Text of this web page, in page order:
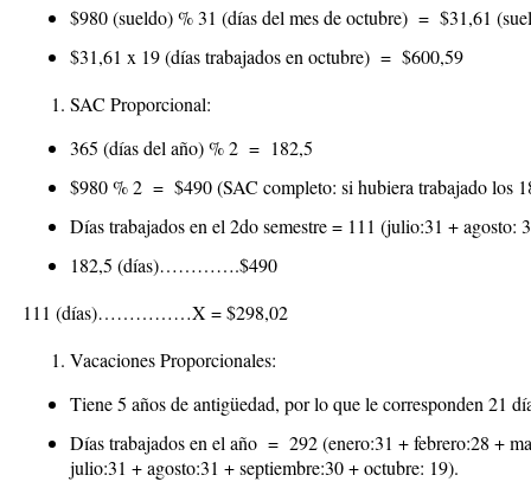
$980 (sueldo) % 31 (días del mes de octubre) = $31,61
$31,61 x 19 (días trabajados en octubre) = $600,59
SAC Proporcional:
365 (días del año) % 2 = 182,5
$980 % 2 = $490 (SAC completo: si hubiera trabajado los
Días trabajados en el 2do semestre = 111 (julio:31 + agosto:
182,5 (días)………….$490
111 (días)……………X =$298,02
Vacaciones Proporcionales:
Tiene 5 años de antigüedad, por lo que le corresponden 21
Días trabajados en el año = 292 (enero:31 + febrero:28 +
julio:31 + agosto:31 + septiembre:30 + octubre: 19).